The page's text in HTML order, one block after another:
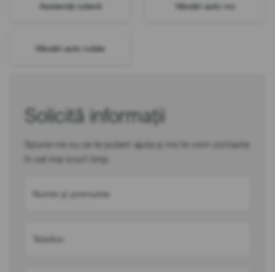
Asistență rutieră Vânzări auto noi
Vânzări auto rulate
Solicită informații
Spune-ne cu ce te putem ajuta și noi te vom contacta
în cel mai scurt timp
Nume și prenume
Telefon